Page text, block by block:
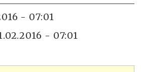
- 07:01
- 07:01